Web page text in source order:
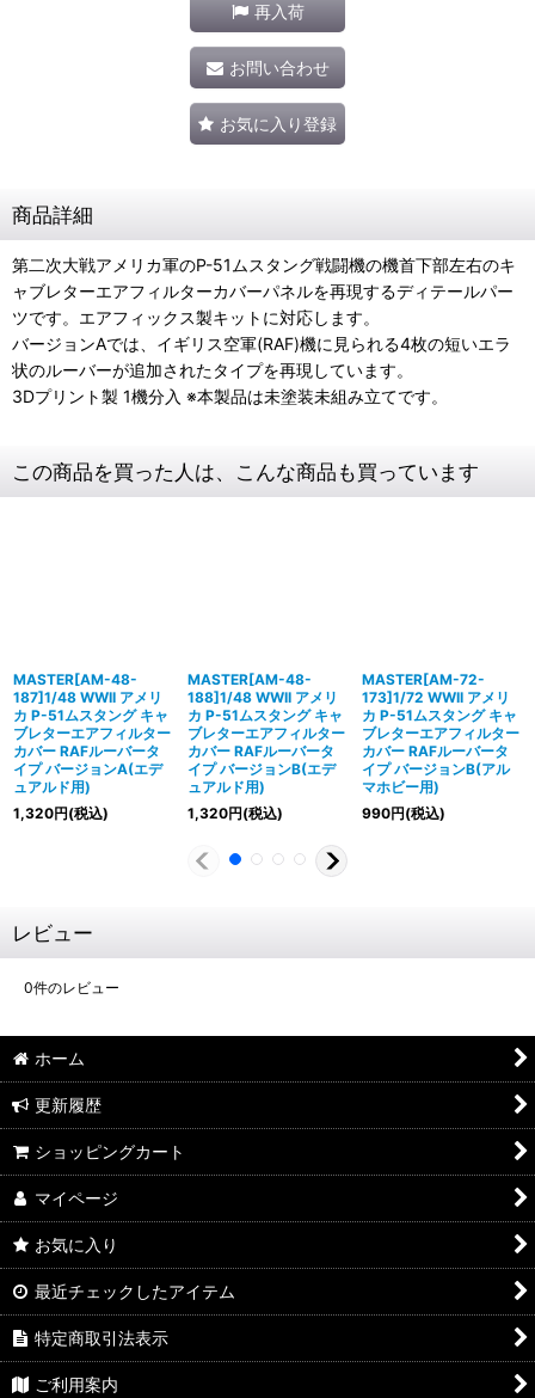
再入荷
お問い合わせ
お気に入り登録
商品詳細
第二次大戦アメリカ軍のP-51ムスタング戦闘機の機首下部左右のキ
ャブレターエアフィルターカバーパネルを再現するディテールパー
ツです。エアフィックス製キットに対応します。
バージョンAでは、イギリス空軍(RAF)機に見られる4枚の短いエラ
状のルーバーが追加されたタイプを再現しています。
3Dプリント製 1機分入 ※本製品は未塗装未組み立てです。
この商品を買った人は、こんな商品も買っています
MASTER[AM-48-
187]1/48 WWII アメリ
カ P-51ムスタング キャ
ブレターエアフィルター
カバー RAFルーバータ
イプ バージョンA(エデ
ュアルド用)
1,320円(税込)
MASTER[AM-48-
188]1/48 WWII アメリ
カ P-51ムスタング キャ
ブレターエアフィルター
カバー RAFルーバータ
イプ バージョンB(エデ
ュアルド用)
1,320円(税込)
MASTER[AM-72-
173]1/72 WWII アメリ
カ P-51ムスタング キャ
ブレターエアフィルター
カバー RAFルーバータ
イプ バージョンB(アル
マホビー用)
990円(税込)
レビュー
0件のレビュー
ホーム
更新履歴
ショッピングカート
マイページ
お気に入り
最近チェックしたアイテム
特定商取引法表示
ご利用案内